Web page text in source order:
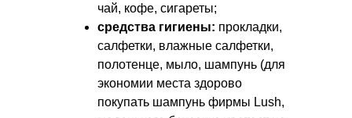
чай, кофе, сигареты;
средства гигиены: прокладки,
салфетки, влажные салфетки,
полотенце, мыло, шампунь (для
экономии места здорово
покупать шампунь фирмы Lush,